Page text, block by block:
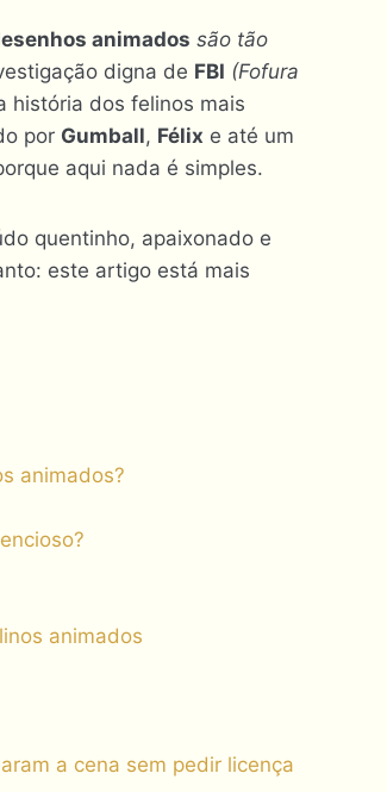
animados são tão
digna de FBI (Fofura
história dos felinos mais
por Gumball, Félix e até um
aqui nada é simples.
quentinho, apaixonado e
este artigo está mais
animados?
animados
a cena sem pedir licença